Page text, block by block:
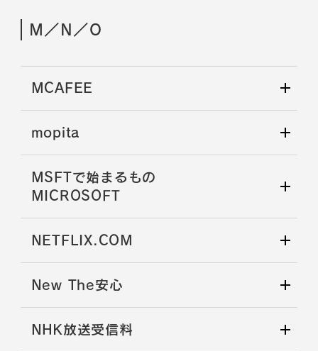
M／N／O
MCAFEE
mopita
MSFTで始まるもの
MICROSOFT
NETFLIX.COM
New The安心
NHK放送受信料